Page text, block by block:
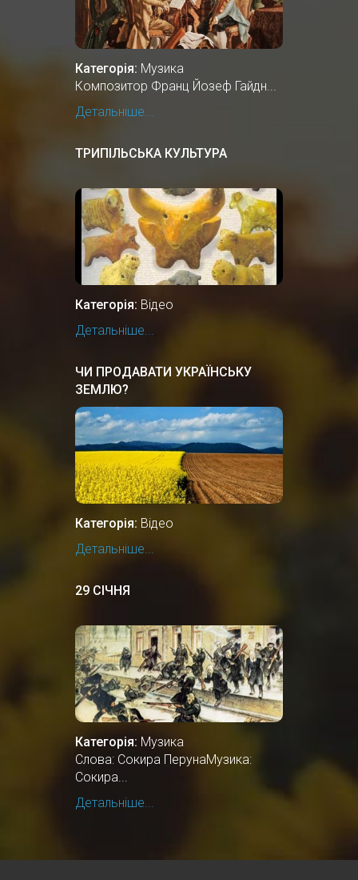
Категорія: Музика
Композитор Франц Йозеф Гайдн...
Детальніше...
ТРИПІЛЬСЬКА КУЛЬТУРА
Категорія: Відео
Детальніше...
ЧИ ПРОДАВАТИ УКРАЇНСЬКУ
ЗЕМЛЮ?
Категорія: Відео
Детальніше...
29 СІЧНЯ
Категорія: Музика
Слова: Сокира ПерунаМузика:
Сокира...
Детальніше...